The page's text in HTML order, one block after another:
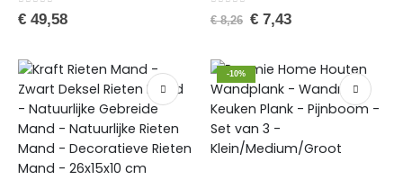
0van de 5
€ 49,58 0 van de 5
€8,26 €7,43
-10%